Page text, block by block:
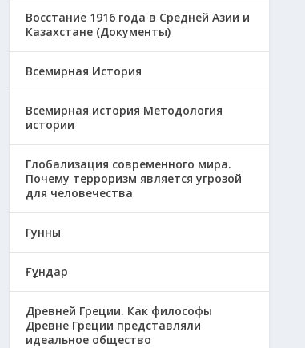
Восстание 1916 года в Средней Азии и
Казахстане (Документы)
Всемирная История
Всемирная история Методология
истории
Глобализация современного мира.
Почему терроризм является угрозой
для человечества
Гунны
Ғұндар
Древней Греции. Как философы
Древне Греции представляли
идеальное общество